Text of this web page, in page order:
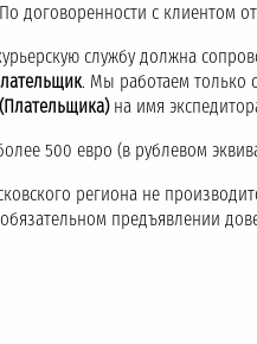
договоренности с клиентом
службу должна
. Мы работаем только
на имя
500 евро (в рублевом
региона не
предъявлении